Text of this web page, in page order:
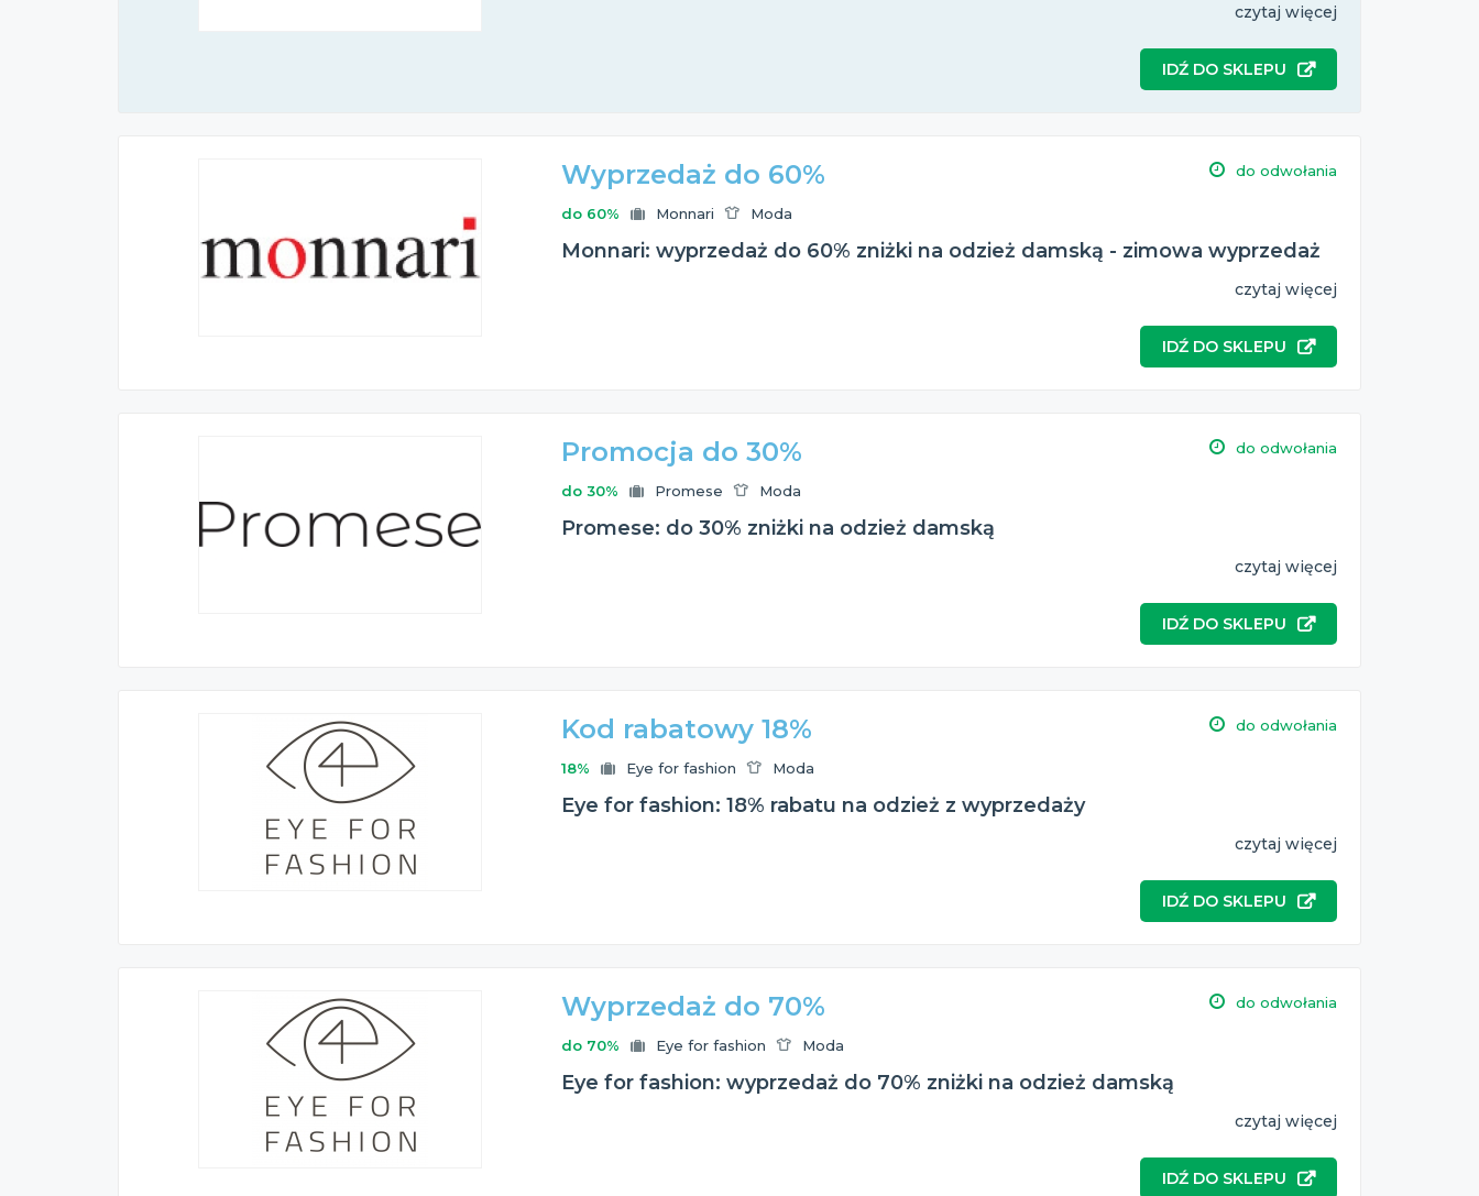
czytaj więcej
IDŹ DO SKLEPU
Wyprzedaż do 60% do odwołania
do 60% Monnari Moda
Monnari: wyprzedaż do 60% zniżki na odzież damską - zimowa wyprzedaż
czytaj więcej
IDŹ DO SKLEPU
Promocja do 30% do odwołania
do 30% Promese Moda
Promese: do 30% zniżki na odzież damską
czytaj więcej
IDŹ DO SKLEPU
Kod rabatowy 18% do odwołania
18% Eye for fashion Moda
Eye for fashion: 18% rabatu na odzież z wyprzedaży
czytaj więcej
IDŹ DO SKLEPU
Wyprzedaż do 70% do odwołania
do 70% Eye for fashion Moda
Eye for fashion: wyprzedaż do 70% zniżki na odzież damską
czytaj więcej
IDŹ DO SKLEPU